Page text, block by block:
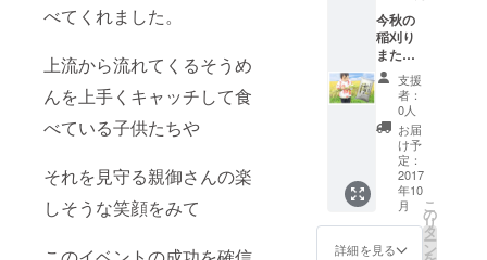
べてくれました。
上流から流れてくるそうめ
んを上手くキャッチして食
べている子供たちや
それを見守る親御さんの楽
しそうな笑顔をみて
すから
通常の
何倍も
の手間
がか
かって
おりま
す。 １
０月ご
ろお届
け。
今秋の
稲刈り
または
田植え
を体験
できま
す。 日
程調整
できま
す。１
口で支
援者と
同伴者
４名ま
支援
者：
0人
お届
け予
定：
2017
年10
月
詳細を見る
こ
の
リ
タ
ー
ン